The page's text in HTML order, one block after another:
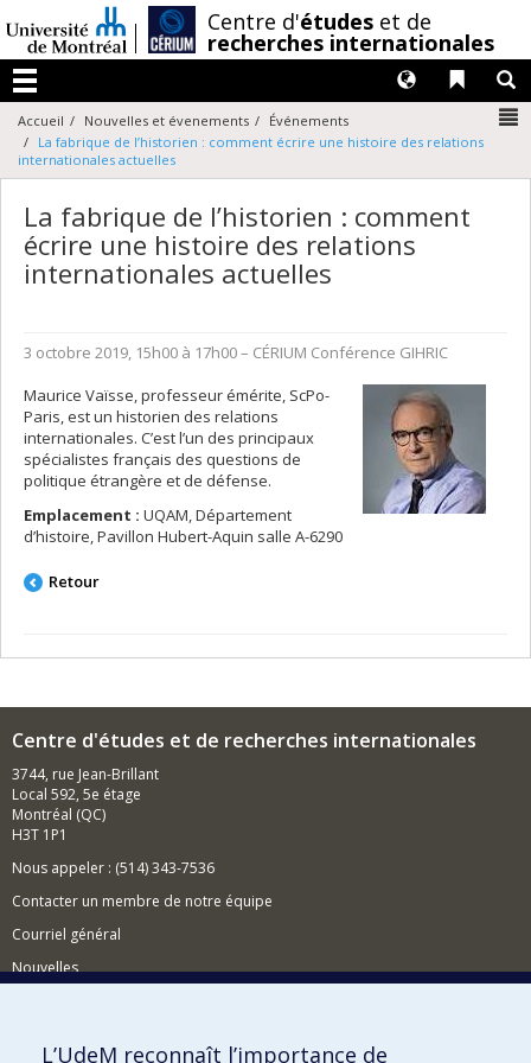
au
contenu
Centre d'études et de
recherches internationales
Menu
Liens
Langues
Accueil Nouvelles et évenements
Événements
La fabrique de l’historien : comment écrire une histoire des relations
internationales actuelles
La fabrique de l’historien : comment
écrire une histoire des relations
internationales actuelles
3 octobre 2019, 15h00 à 17h00– CÉRIUM Conférence GIHRIC
Maurice Vaïsse, professeur émérite, ScPo-
Paris, est un historien des relations
internationales. C’est l’un des principaux
spécialistes français des questions de
politique étrangère et de défense.
Emplacement : UQAM, Département
d’histoire, Pavillon Hubert-Aquin salle A-6290
Retour
Centre d'études et de recherches internationales
3744, rue Jean-Brillant
Local 592, 5e étage
Montréal (QC)
H3T 1P1
Nous appeler : (514) 343-7536
Contacter un membre de notre équipe
Courriel général
Nouvelles
Comment soutenir le CÉRIUM?
L’UdeM reconnaît l’importance de